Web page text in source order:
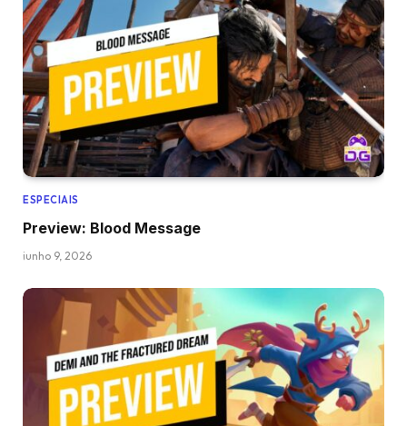
ESPECIAIS
Preview: Blood Message
junho 9, 2026